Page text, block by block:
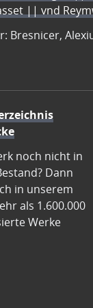
|| vnd
Bresnicer,
noch nicht in
Dann
in unserem
als 1.600.000
Werke